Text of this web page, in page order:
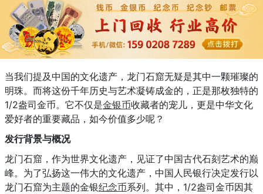
当我们提及中国的文化遗产，龙门石窟无疑是其中一颗璀璨的
明珠。而将这份千年历史与艺术凝铸成金的，正是那枚独特的
1/2盎司金币。它不仅是金银币收藏者的宠儿，更是中华文化
爱好者的重要藏品，如今价值多少呢？
发行背景与概况
龙门石窟，作为世界文化遗产，见证了中国古代石刻艺术的巅
峰。为了弘扬这一伟大的文化遗产，中国人民银行决定发行以
龙门石窟为主题的金银纪念币系列。其中，1/2盎司金币因其